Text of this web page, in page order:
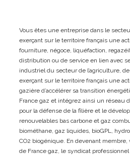
Vous êtes une entreprise dans le
exerçant sur le territoire français une
fourniture, négoce, liquéfaction,
distribution ou de service en lien avec
industriel du secteur de l’agriculture,
exerçant sur le territoire français une
gazière d’accélérer sa transition
France gaz et intégrez ainsi un réseau
pour la défense de la filière et le
renouvelables bas carbone et gaz
biométhane, gaz liquides, bioGPL,
CO2 biogénique. En devenant
de France gaz, le syndicat